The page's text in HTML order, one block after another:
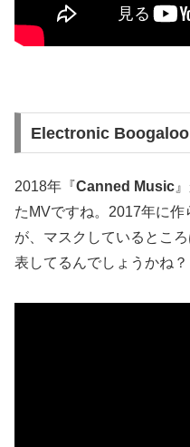
Electronic Boogaloo
2018年『Canned Music
たMVですね。2017年に
が、マスクしているとこ
表してるんでしょうかね？